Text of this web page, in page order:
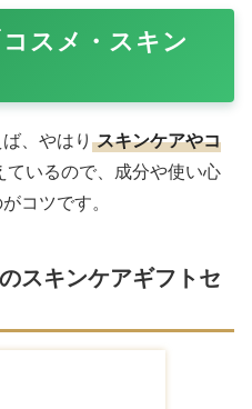
スメ・スキン
、やはり スキンケアやコ
ているので、成分や使い心
コツです。
スキンケアギフトセ